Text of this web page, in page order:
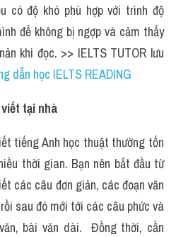
có độ khó phù hợp với trình độ
để không bị ngợp và cảm thấy
khi đọc. >> IELTS TUTOR lưu
dẫn học IELTS READING
tại nhà
tiếng Anh học thuật thường tốn
thời gian. Bạn nên bắt đầu từ
các câu đơn giản, các đoạn văn
sau đó mới tới các câu phức và
bài văn dài.  Đồng thời, cần